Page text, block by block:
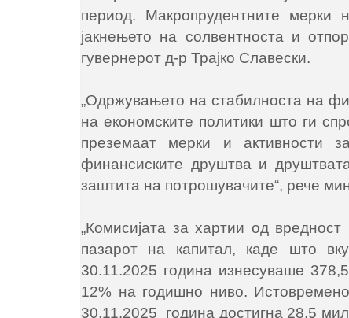
период. Макропрудентните
јакнењето на солвентноста и
гувернерот д-р Трајко Славески.
„Одржувањето на стабилноста на
на економските политики што ги
преземаат мерки и активности
финансиските друштва и
заштита на потрошувачите“, рече
„Комисијата за хартии од вредност
пазарот на капитал, каде што
30.11.2025 година изнесуваше
12% на годишно ниво.
30.11.2025 година достигна 28,5